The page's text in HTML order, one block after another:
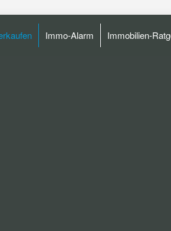
Immo-Alarm Immobilien-